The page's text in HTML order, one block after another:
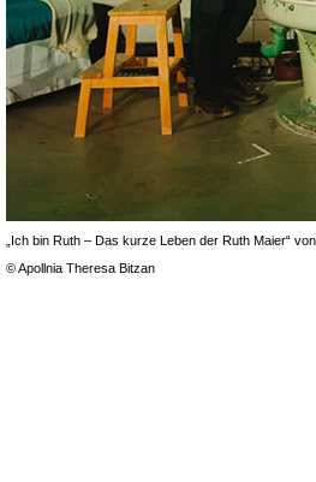
„Ich bin Ruth – Das kurze Leben der Ruth Maier“
© Apollnia Theresa Bitzan